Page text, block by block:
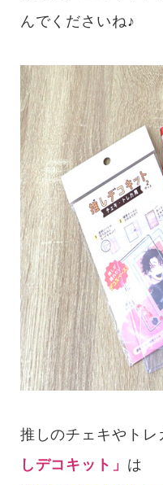
んでくださいね♪
推しのチェキやトレ
しデコキット」 は